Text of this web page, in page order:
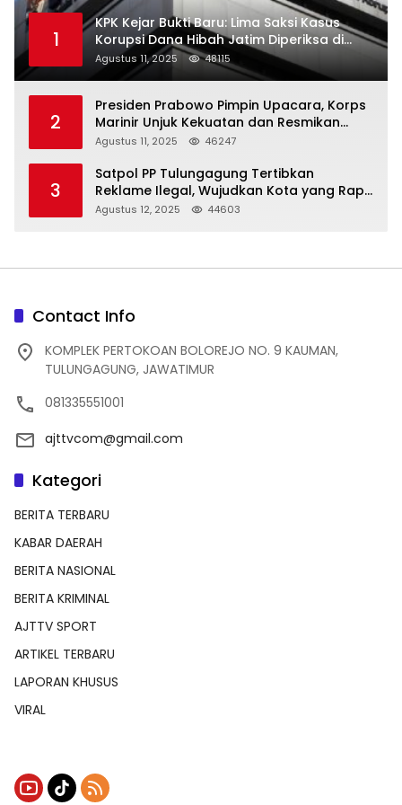
1
KPK Kejar Bukti Baru: Lima Saksi Kasus
Korupsi Dana Hibah Jatim Diperiksa di
Trenggalek
Agustus 11, 2025 48115
2
Presiden Prabowo Pimpin Upacara, Korps
Marinir Unjuk Kekuatan dan Resmikan
Struktur Baru
Agustus 11, 2025 46247
3
Satpol PP Tulungagung Tertibkan
Reklame Ilegal, Wujudkan Kota yang Rapi
dan Indah
Agustus 12, 2025 44603
Contact Info
KOMPLEK PERTOKOAN BOLOREJO NO. 9 KAUMAN,
TULUNGAGUNG, JAWATIMUR
081335551001
ajttvcom@gmail.com
Kategori
BERITA TERBARU
KABAR DAERAH
BERITA NASIONAL
BERITA KRIMINAL
AJTTV SPORT
ARTIKEL TERBARU
LAPORAN KHUSUS
VIRAL